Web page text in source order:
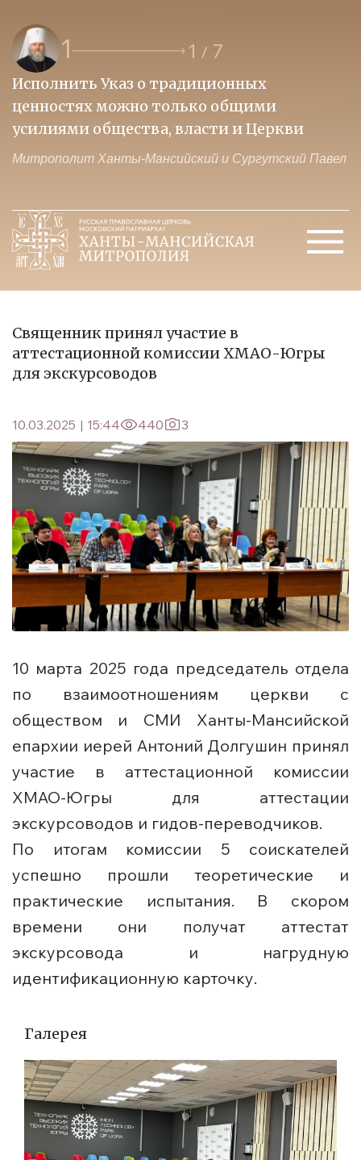
1 1 / 7
Исполнить Указ о традиционных
ценностях можно только общими
усилиями общества, власти и Церкви
Митрополит Ханты-Мансийский и Сургутский Павел
Священник принял участие в
аттестационной комиссии ХМАО-Югры
для экскурсоводов
10.03.2025 | 15:44 440 3
10 марта 2025 года председатель отдела
по взаимоотношениям церкви с
обществом и СМИ Ханты-Мансийской
епархии иерей Антоний Долгушин принял
участие в аттестационной комиссии
ХМАО-Югры для аттестации
экскурсоводов и гидов-переводчиков.
По итогам комиссии 5 соискателей
успешно прошли теоретические и
практические испытания. В скором
времени они получат аттестат
экскурсовода и нагрудную
идентификационную карточку.
Галерея